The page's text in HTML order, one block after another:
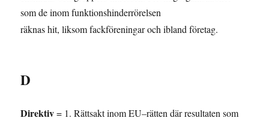
som de inom funktionshinderrörelsen
räknas hit, liksom fackföreningar och ibland företag.
D
Direktiv= 1. Rättsakt inom EU–rätten där resultaten som